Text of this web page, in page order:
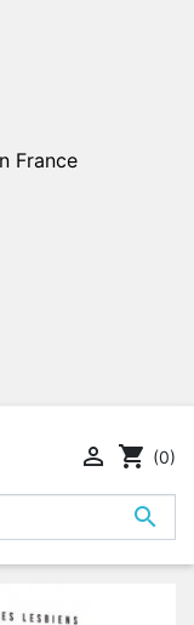
France

 shopping_cart (0)